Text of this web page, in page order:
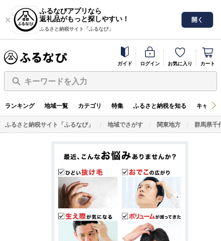
ふるなびアプリなら
返礼品がもっと探しやすい！
ふるさと納税サイト「ふるなび」
開く
ガイド ログイン お気に入り カート
キーワードを入力
ランキング 地域一覧 カテゴリ 特集 ふるさと納税を知る キャン
ふるさと納税サイト「ふるなび」 地域でさがす 関東地方 群馬県千